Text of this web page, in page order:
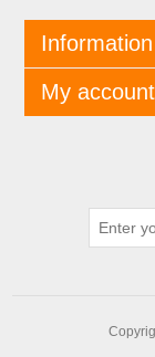
Information
My account